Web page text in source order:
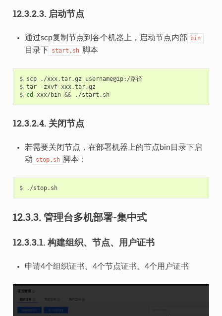
12.3.2.3. 启动节点
通过scp复制节点到各个机器上，启动节点内部 bin
目录下 start.sh 脚本
$ scp ./xxx.tar.gz
username@ip:/路径
$ tar -zxvf xxx.tar.gz
$ cd xxx/bin && ./start.sh
12.3.2.4. 关闭节点
若需要关闭节点，在部署机器上的节点bin目录下启
动 stop.sh 脚本：
$ ./stop.sh
12.3.3. 管理台多机部署-集中式
12.3.3.1.构建组织、节点、用户证书
申请4个组织证书、4个节点证书、4个用户证书